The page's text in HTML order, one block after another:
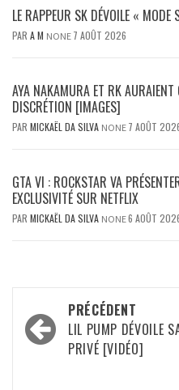
LE RAPPEUR SK DÉVOILE «
PAR A M NONE 7 AOÛT 2026
AYA NAKAMURA ET RK AURAIENT
DISCRÉTION [IMAGES]
PAR MICKAËL DA SILVA NONE 7 AOÛT
GTA VI : ROCKSTAR VA
EXCLUSIVITÉ SUR NETFLIX
PAR MICKAËL DA SILVA NONE6 AOÛT
Navigation
d’article
PRÉCÉDENT
LIL PUMP DÉVOILE
PRIVÉ [VIDÉO]